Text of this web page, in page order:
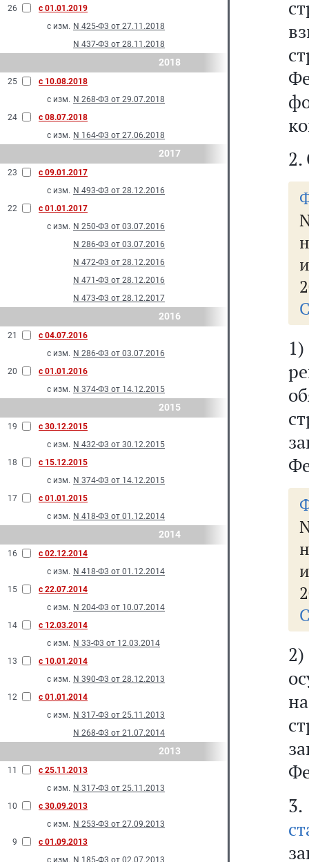
26
с 01.01.2019
с изм. N 425-Ф3 от 27.11.2018
N 437-Ф3 от 28.11.2018
2018
25
с 10.08.2018
с изм. N 268-Ф3 от 29.07.2018
24
с 08.07.2018
с изм. N 164-Ф3 от 27.06.2018
2017
23
с 09.01.2017
с изм. N 493-Ф3 от 28.12.2016
22
с 01.01.2017
с изм. N 250-Ф3 от 03.07.2016
N 286-Ф3 от 03.07.2016
N 472-Ф3 от 28.12.2016
N 471-Ф3 от 28.12.2016
N 473-Ф3 от 28.12.2017
2016
21
с 04.07.2016
с изм. N 286-Ф3 от 03.07.2016
20
с 01.01.2016
с изм. N 374-Ф3 от 14.12.2015
2015
19
с 30.12.2015
с изм. N 432-Ф3 от 30.12.2015
18
с 15.12.2015
с изм. N 374-Ф3 от 14.12.2015
17
с 01.01.2015
с изм. N 418-Ф3 от 01.12.2014
2014
16
с 02.12.2014
с изм. N 418-Ф3 от 01.12.2014
15
с 22.07.2014
с изм. N 204-Ф3 от 10.07.2014
14
с 12.03.2014
с изм. N 33-Ф3 от 12.03.2014
13
с 10.01.2014
с изм. N 390-Ф3 от 28.12.2013
12
с 01.01.2014
с изм. N 317-Ф3 от 25.11.2013
N 268-Ф3 от 21.07.2014
2013
11
с 25.11.2013
с изм. N 317-Ф3 от 25.11.2013
10
с 30.09.2013
с изм. N 253-Ф3 от 27.09.2013
9
с 01.09.2013
с изм. N 185-Ф3 от 02.07.2013
2.